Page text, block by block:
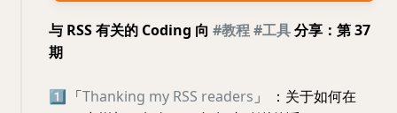
与 RSS 有关的 Coding 向 #教程#工具分享：第 37
期
1️⃣ 「Thanking my RSS readers 」 ：关于如何在